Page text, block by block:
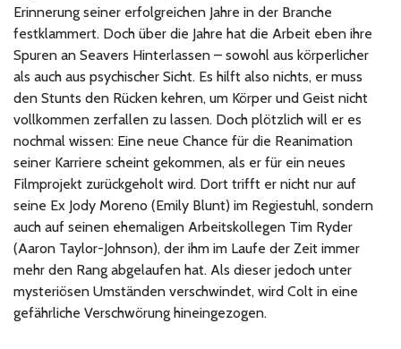
Erinnerung seiner erfolgreichen Jahre in der Branche
festklammert. Doch über die Jahre hat die Arbeit eben ihre
Spuren an Seavers Hinterlassen – sowohl aus körperlicher
als auch aus psychischer Sicht. Es hilft also nichts, er muss
den Stunts den Rücken kehren, um Körper und Geist nicht
vollkommen zerfallen zu lassen. Doch plötzlich will er es
nochmal wissen: Eine neue Chance für die Reanimation
seiner Karriere scheint gekommen, als er für ein neues
Filmprojekt zurückgeholt wird. Dort trifft er nicht nur auf
seine Ex Jody Moreno (Emily Blunt) im Regiestuhl, sondern
auch auf seinen ehemaligen Arbeitskollegen Tim Ryder
(Aaron Taylor-Johnson), der ihm im Laufe der Zeit immer
mehr den Rang abgelaufen hat. Als dieser jedoch unter
mysteriösen Umständen verschwindet, wird Colt in eine
gefährliche Verschwörung hineingezogen.